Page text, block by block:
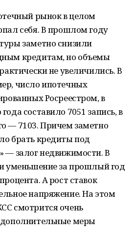
рынок в целом
себя. В прошлом году
заметно снизили
кредитам, но объемы
не увеличились. В
число ипотечных
Росреестром, в
составило 7051 запись, в
— 7103. Причем заметно
брать кредиты под
— залог недвижимости. В
уменьшение за прошлый год
А рост ставок
напряжение. На этом
смотрится очень
меры